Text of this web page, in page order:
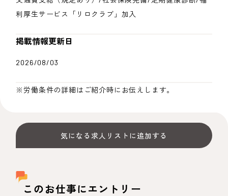
利厚生サービス「リロクラブ」加入
掲載情報更新日
2026/08/03
※労働条件の詳細はご紹介時にお伝えします。
気になる求人リストに追加する
このお仕事にエントリー